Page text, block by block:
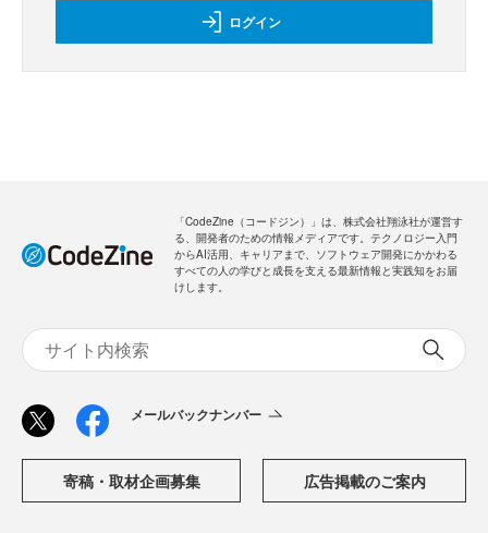
ログイン
「CodeZine（コードジン）」は、株式会社翔泳社が運営す
る、開発者のための情報メディアです。テクノロジー入門
からAI活用、キャリアまで、ソフトウェア開発にかかわる
すべての人の学びと成長を支える最新情報と実践知をお届
けします。
メールバックナンバー
寄稿・取材企画募集 広告掲載のご案内